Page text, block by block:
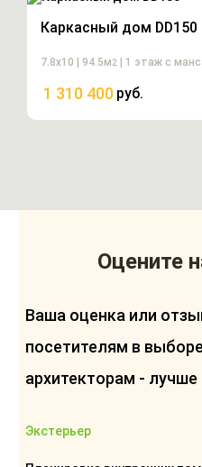
Каркасный дом DD150
7.8х10 | 94.5м2 | 1 этаж с
1 310 400 руб.
Оцените
Ваша оценка или
посетителям в
архитекторам -
Экстерьер